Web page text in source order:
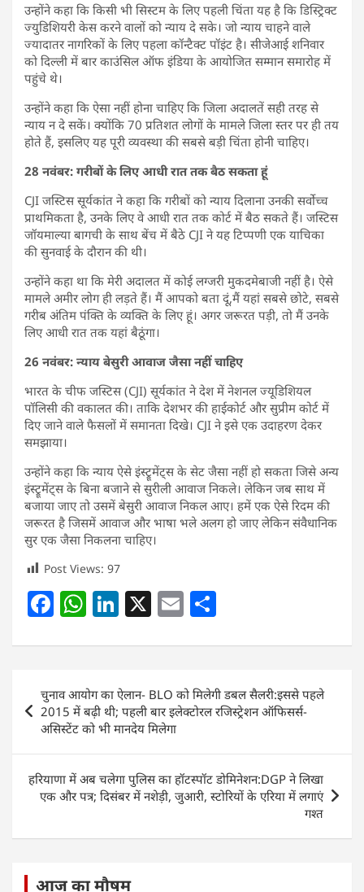
उन्होंने कहा कि किसी भी सिस्टम के लिए पहली चिंता यह है कि डिस्ट्रिक्ट
ज्युडिशियरी केस करने वालों को न्याय दे सके। जो न्याय चाहने वाले
ज्यादातर नागरिकों के लिए पहला कॉन्टैक्ट पॉइंट है। सीजेआई शनिवार
को दिल्ली में बार काउंसिल ऑफ इंडिया के आयोजित सम्मान समारोह में
पहुंचे थे।
उन्होंने कहा कि ऐसा नहीं होना चाहिए कि जिला अदालतें सही तरह से
न्याय न दे सकें। क्योंकि 70 प्रतिशत लोगों के मामले जिला स्तर पर ही तय
होते हैं, इसलिए यह पूरी व्यवस्था की सबसे बड़ी चिंता होनी चाहिए।
28 नवंबर: गरीबों के लिए आधी रात तक बैठ सकता हूं
CJI जस्टिस सूर्यकांत ने कहा कि गरीबों को न्याय दिलाना उनकी सर्वोच्च
प्राथमिकता है, उनके लिए वे आधी रात तक कोर्ट में बैठ सकते हैं। जस्टिस
जॉयमाल्या बागची के साथ बेंच में बैठे CJI ने यह टिप्पणी एक याचिका
की सुनवाई के दौरान की थी।
उन्होंने कहा था कि मेरी अदालत में कोई लग्जरी मुकदमेबाजी नहीं है। ऐसे
मामले अमीर लोग ही लड़ते हैं। मैं आपको बता दूं,मैं यहां सबसे छोटे, सबसे
गरीब अंतिम पंक्ति के व्यक्ति के लिए हूं। अगर जरूरत पड़ी, तो मैं उनके
लिए आधी रात तक यहां बैठूंगा।
26 नवंबर: न्याय बेसुरी आवाज जैसा नहीं चाहिए
भारत के चीफ जस्टिस (CJI) सूर्यकांत ने देश में नेशनल ज्यूडिशियल
पॉलिसी की वकालत की। ताकि देशभर की हाईकोर्ट और सुप्रीम कोर्ट में
दिए जाने वाले फैसलों में समानता दिखे। CJI ने इसे एक उदाहरण देकर
समझाया।
उन्होंने कहा कि न्याय ऐसे इंस्ट्रूमेंट्स के सेट जैसा नहीं हो सकता जिसे अन्य
इंस्ट्रूमेंट्स के बिना बजाने से सुरीली आवाज निकले। लेकिन जब साथ में
बजाया जाए तो उसमें बेसुरी आवाज निकल आए। हमें एक ऐसे रिदम की
जरूरत है जिसमें आवाज और भाषा भले अलग हो जाए लेकिन संवैधानिक
सुर एक जैसा निकलना चाहिए।
Post Views: 97
F
c
e
b
o
o
k
W
at
s
A
p
p
Li
k
e
dI
n
X E
ai
l
ar
e
navigation
चुनाव आयोग का ऐलान- BLO को मिलेगी डबल सैलरी:इससे पहले
2015 में बढ़ी थी; पहली बार इलेक्टोरल रजिस्ट्रेशन ऑफिसर्स-
असिस्टेंट को भी मानदेय मिलेगा
हरियाणा में अब चलेगा पुलिस का हॉटस्पॉट डोमिनेशन:DGP ने लिखा
एक और पत्र; दिसंबर में नशेड़ी, जुआरी, स्टोरियों के एरिया में लगाएं
गश्त
आज का मौषम